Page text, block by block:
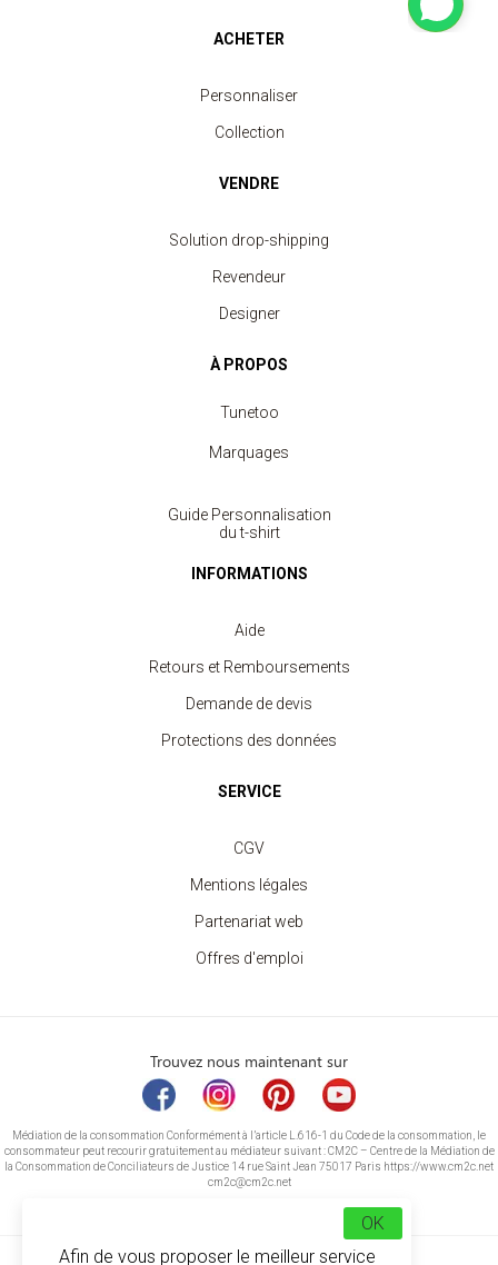
ACHETER
Personnaliser
Collection
VENDRE
Solution drop-shipping
Revendeur
Designer
À PROPOS
Tunetoo
Marquages
Guide Personnalisation
du t-shirt
INFORMATIONS
Aide
Retours et Remboursements
Demande de devis
Protections des données
SERVICE
CGV
Mentions légales
Partenariat web
Offres d'emploi
Trouvez nous maintenant sur
Médiation de la consommation Conformément à l’article L.616-1 du Code de la consommation, le
consommateur peut recourir gratuitement au médiateur suivant : CM2C – Centre de la Médiation de
la Consommation de Conciliateurs de Justice 14 rue Saint Jean 75017 Paris https://www.cm2c.net
cm2c@cm2c.net
Afin de vous proposer le meilleur service
OK